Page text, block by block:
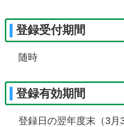
登録受付期間
随時
登録有効期間
登録日の翌年度末（3月